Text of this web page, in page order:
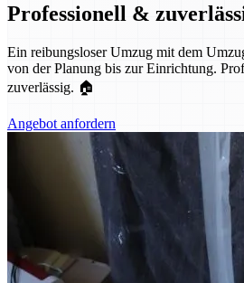
Professionell &
Ein reibungsloser Umzug mit dem
von der Planung bis zur Einrichtung.
zuverlässig. 🏠
Angebot anfordern